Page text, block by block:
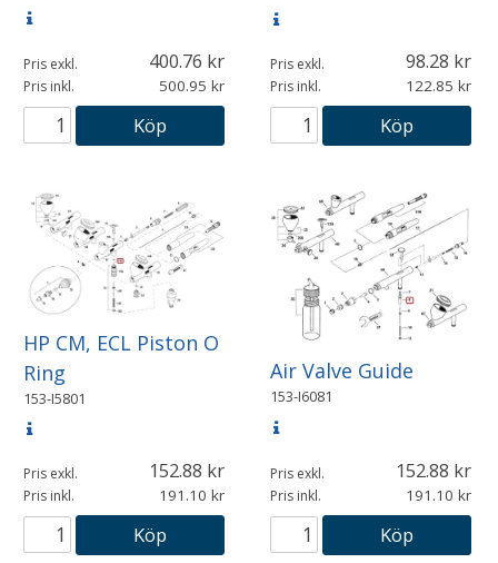
Pris exkl. 400.76
Pris inkl. 500.95
Köp
Pris exkl. 98.28
Pris inkl. 122.85
Köp
HP CM, ECL Piston O
Ring
153-I5801
Pris exkl. 152.88
Pris inkl. 191.10
Köp
Air Valve Guide
153-I6081
Pris exkl. 152.88
Pris inkl. 191.10
Köp